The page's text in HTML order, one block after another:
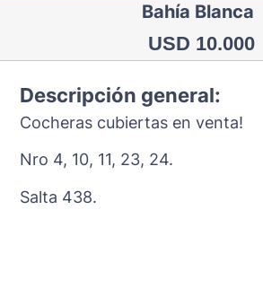
Bahía Blanca
USD 10.000
Descripción general:
Cocheras cubiertas en venta!
Nro 4, 10, 11, 23, 24.
Salta 438.